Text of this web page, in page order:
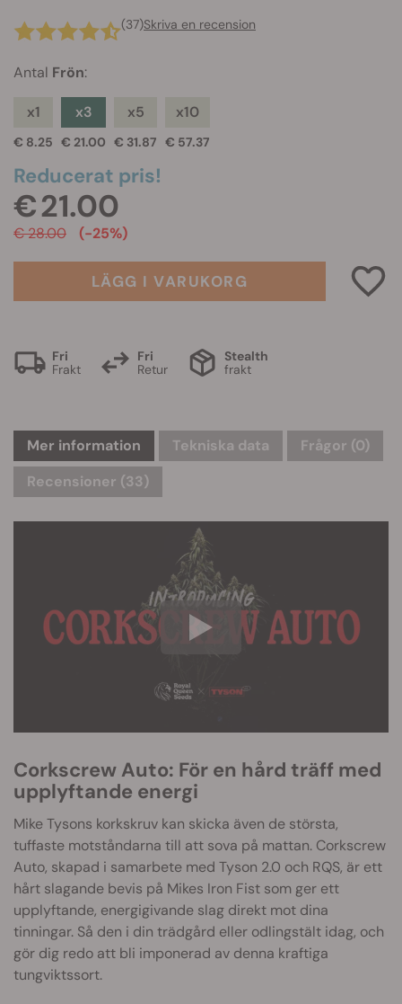
(37)Skriva en recension
Antal Frön:
x1
€ 8.25
x3
€ 21.00
x5
€ 31.87
x10
€ 57.37
Reducerat pris!
€ 21.00
€ 28.00 (-25%)
LÄGG I VARUKORG
Fri
Frakt
Fri
Retur
Stealth
frakt
Mer information Tekniska data Frågor (0)
Recensioner (33)
Corkscrew Auto: För en hård träff med
upplyftande energi
Mike Tysons korkskruv kan skicka även de största,
tuffaste motståndarna till att sova på mattan. Corkscrew
Auto, skapad i samarbete med Tyson 2.0 och RQS, är ett
hårt slagande bevis på Mikes Iron Fist som ger ett
upplyftande, energigivande slag direkt mot dina
tinningar. Så den i din trädgård eller odlingstält idag, och
gör dig redo att bli imponerad av denna kraftiga
tungviktssort.